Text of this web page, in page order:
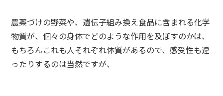
農薬づけの野菜や、遺伝子組み換え食品に含まれる化学
物質が、個々の身体でどのような作用を及ぼすのかは、
もちろんこれも人それぞれ体質があるので、感受性も違
ったりするのは当然ですが、